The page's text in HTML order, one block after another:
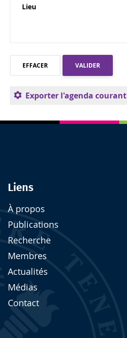
Lieu
Exporter l'agenda courant
Liens
À propos
Publications
Recherche
Membres
Actualités
Médias
Contact